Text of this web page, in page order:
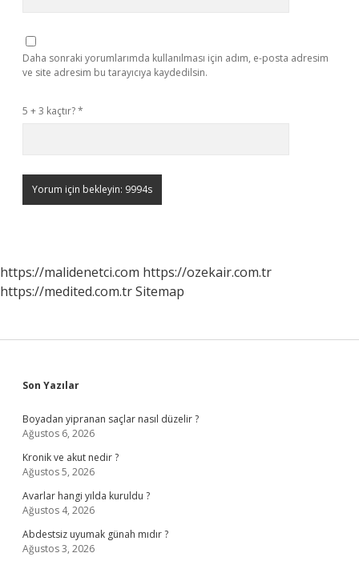
Daha sonraki yorumlarımda kullanılması için adım, e-posta adresim
ve site adresim bu tarayıcıya kaydedilsin.
5 + 3 kaçtır?*
https://malidenetci.com https://ozekair.com.tr
https://medited.com.trSitemap
Sidebar
Son Yazılar
Boyadan yipranan saçlar nasıl düzelir ?
Ağustos 6, 2026
Kronik ve akut nedir ?
Ağustos 5, 2026
Avarlar hangi yılda kuruldu ?
Ağustos 4, 2026
Abdestsiz uyumak günah mıdır ?
Ağustos 3, 2026